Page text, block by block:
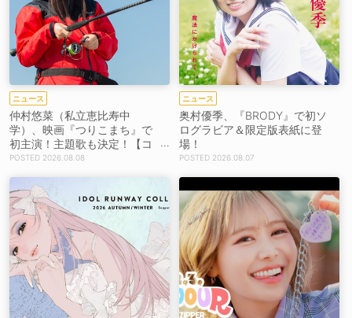
ニュース
仲村悠菜（私立恵比寿中
学）、映画『つりこまち』で
初主演！主題歌も決定！【コ
メントあり】
2026.08.08
ニュース
奥村優季、『BRODY』で初ソ
ログラビア＆限定版表紙に登
場！
2026.08.07